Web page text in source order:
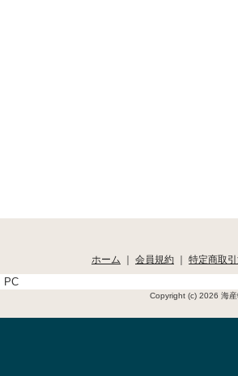
ホーム ｜ 会員規約 ｜ 特定商取
PC
Copyright (c) 2026 海